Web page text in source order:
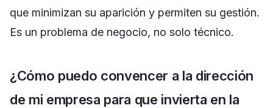
que minimizan su aparición y permiten su gestión.
Es un problema de negocio, no solo técnico.
¿Cómo puedo convencer a la dirección
de mi empresa para que invierta en la